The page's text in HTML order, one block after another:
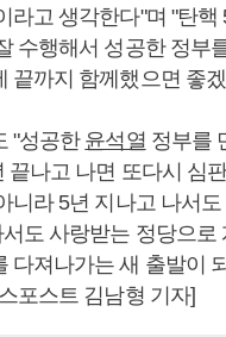
라고 생각한다"며 "탄핵
수행해서 성공한 정부
끝까지 함께했으면 좋
"성공한 윤석열 정부를
끝나고 나면 또다시 심
니라 5년 지나고 나서
도 사랑받는 정당으로
다져나가는 새 출발이
포스트 김남형 기자]